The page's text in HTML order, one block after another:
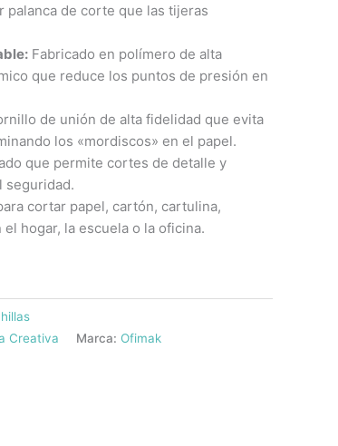
palanca de corte que las tijeras
Fabricado en polímero de alta
que reduce los puntos de presión en
de unión de alta fidelidad que evita
los «mordiscos» en el papel.
que permite cortes de detalle y
seguridad.
cortar papel, cartón, cartulina,
hogar, la escuela o la oficina.
Creativa Marca: Ofimak